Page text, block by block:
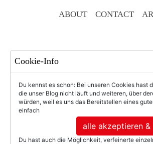
ABOUT CONTACT
Cookie-Info
Du kennst es schon: Bei unseren Cookies hast
die unser Blog nicht läuft und weiteren, über
würden, weil es uns das Bereitstellen eines
einfach
alle akzeptieren &
Du hast auch die Möglichkeit, verfeinerte